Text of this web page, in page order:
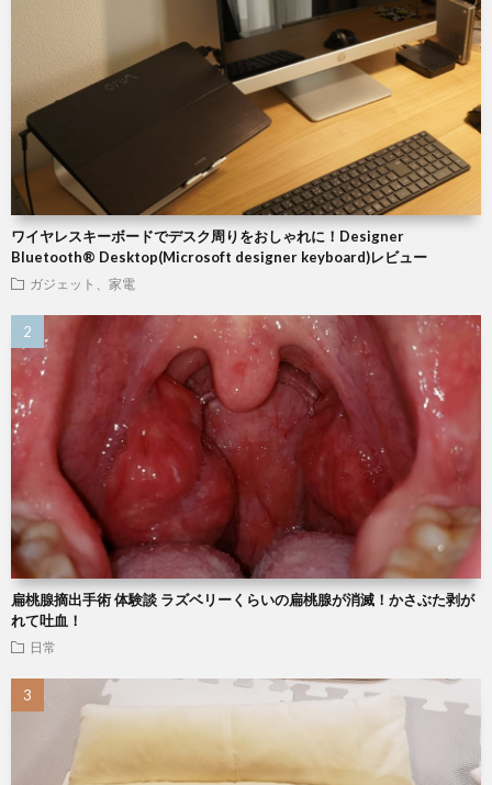
ワイヤレスキーボードでデスク周りをおしゃれに！Designer
Bluetooth® Desktop(Microsoft designer keyboard)レビュー
ガジェット、家電
扁桃腺摘出手術 体験談 ラズベリーくらいの扁桃腺が消滅！かさぶた剥が
れて吐血！
日常